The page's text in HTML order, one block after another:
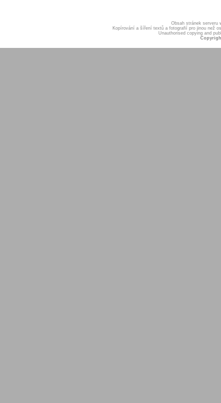
Obsah stránek serveru
Kopírování a šíření textů a fotografií pro jinou než
Unauthorised copying and